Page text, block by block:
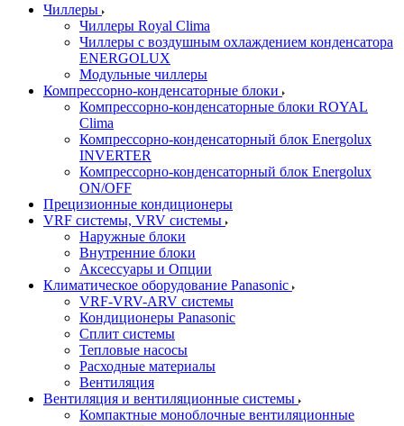
Чиллеры
Чиллеры Royal Clima
Чиллеры с воздушным охлаждением конденсатора
ENERGOLUX
Модульные чиллеры
Компрессорно-конденсаторные блоки
Компрессорно-конденсаторные блоки ROYAL
Clima
Компрессорно-конденсаторный блок Energolux
INVERTER
Компрессорно-конденсаторный блок Energolux
ON/OFF
Прецизионные кондиционеры
VRF системы, VRV системы
Наружные блоки
Внутренние блоки
Аксессуары и Опции
Климатическое оборудование Panasonic
VRF-VRV-ARV системы
Кондиционеры Panasonic
Сплит системы
Тепловые насосы
Расходные материалы
Вентиляция
Вентиляция и вентиляционные системы
Компактные моноблочные вентиляционные